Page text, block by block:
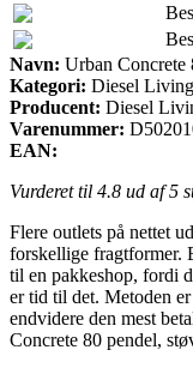
Navn: Urban Concrete
Kategori: Diesel
Producent: Diesel
Varenummer:
EAN:
Vurderet til 4.8 ud af 5
Flere outlets på nettet
forskellige fragtformer.
til en pakkeshop, fordi
er tid til det. Metoden
endvidere den mest
Concrete 80 pendel,